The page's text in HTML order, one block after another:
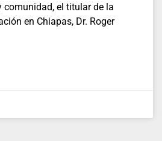
comunidad, el titular de la
en Chiapas, Dr. Roger